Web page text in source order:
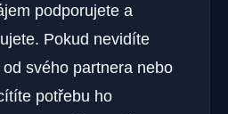
podporujete a
Pokud nevidíte
svého partnera nebo
potřebu ho